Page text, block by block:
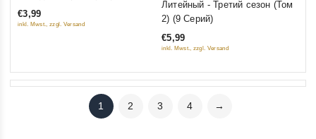
of
€3,99
inkl. Mwst., zzgl. Versand
5
Литейный - Третий сезон (Том
2) (9 Cерий)
€5,99
inkl. Mwst., zzgl. Versand
1 2 3 4 →